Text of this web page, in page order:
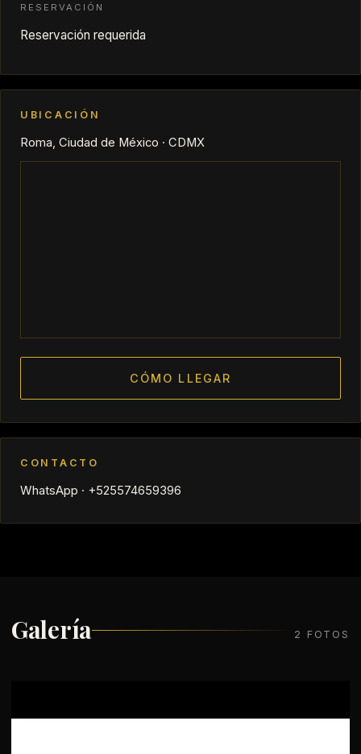
RESERVACIÓN
Reservación requerida
UBICACIÓN
Roma, Ciudad de México · CDMX
CÓMO LLEGAR
CONTACTO
WhatsApp · +525574659396
Galería 2 FOTOS